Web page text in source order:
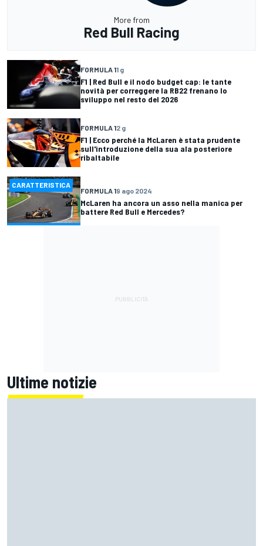
More from
Red Bull Racing
FORMULA 11 g
F1 | Red Bull e il nodo budget cap: le tante
novità per correggere la RB22 frenano lo
sviluppo nel resto del 2026
FORMULA 12 g
F1 | Ecco perché la McLaren è stata prudente
sull'introduzione della sua ala posteriore
ribaltabile
CARATTERISTICA
FORMULA 19 ago 2024
McLaren ha ancora un asso nella manica per
battere Red Bull e Mercedes?
Ultime notizie